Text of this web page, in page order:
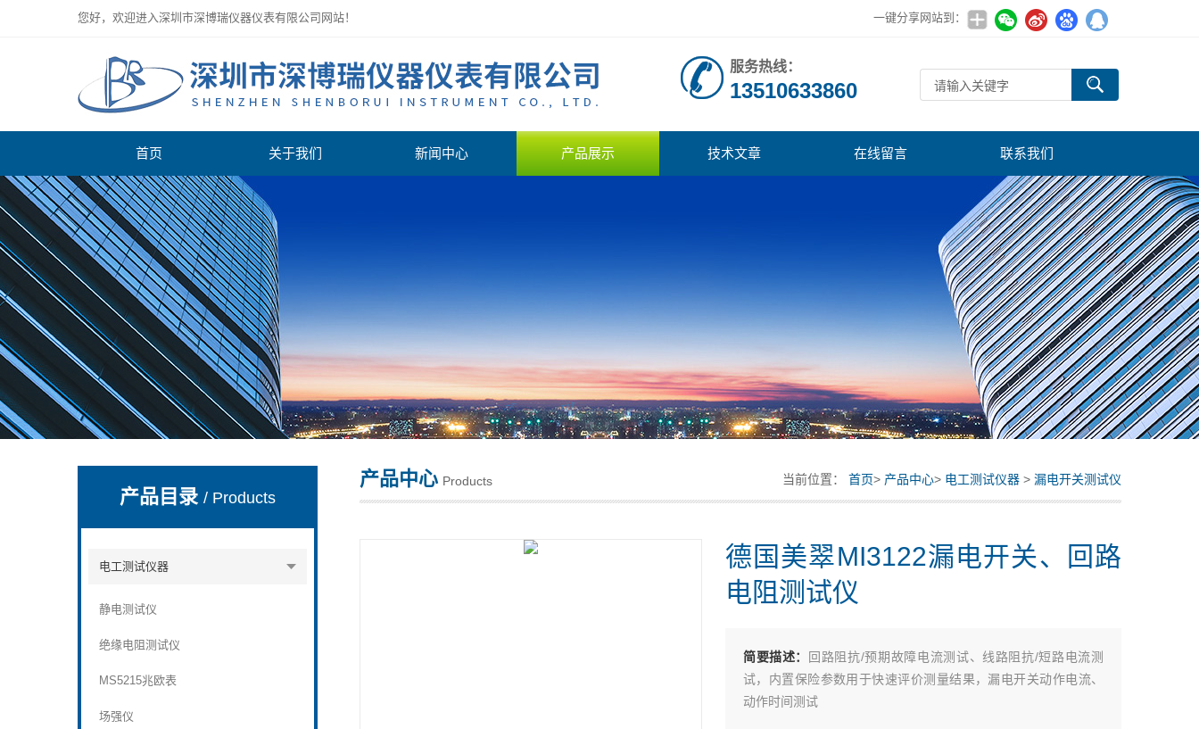
您好，欢迎进入深圳市深博瑞仪器仪表有限公司网站！ 一键分享网站到：
深圳市深博瑞仪器仪表有限公司
服务热线：
13510633860
首页 关于我们 新闻中心 产品展示 技术文章 在线留言 联系我们
产品目录/ Products
电工测试仪器
静电测试仪
绝缘电阻测试仪
MS5215兆欧表
场强仪
产品中心 Products 当前位置： 首页> 产品中心> 电工测试仪器 > 漏电开关测试仪
德国美翠MI3122漏电开关、回路
电阻测试仪
简要描述：
回路阻抗/预期故障电流测试、线路阻抗/短路电流测
试，内置保险参数用于快速评价测量结果，漏电开关动作电流、
动作时间测试